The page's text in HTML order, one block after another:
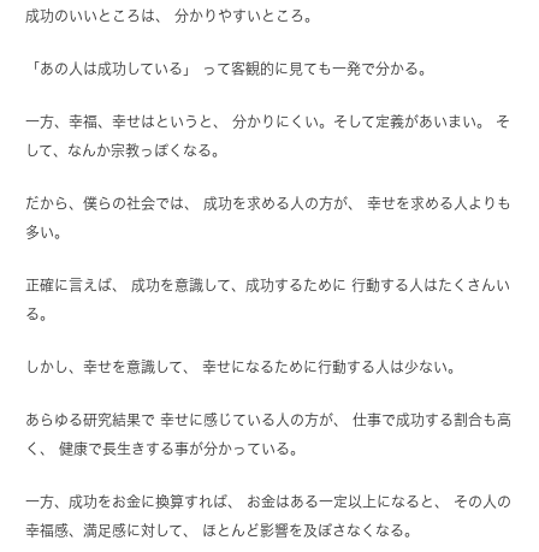
成功のいいところは、 分かりやすいところ。
「あの人は成功している」 って客観的に見ても一発で分かる。
一方、幸福、幸せはというと、 分かりにくい。そして定義があいまい。 そ
して、なんか宗教っぽくなる。
だから、僕らの社会では、 成功を求める人の方が、 幸せを求める人よりも
多い。
正確に言えば、 成功を意識して、成功するために 行動する人はたくさんい
る。
しかし、幸せを意識して、 幸せになるために行動する人は少ない。
あらゆる研究結果で 幸せに感じている人の方が、 仕事で成功する割合も高
く、 健康で長生きする事が分かっている。
一方、成功をお金に換算すれば、 お金はある一定以上になると、 その人の
幸福感、満足感に対して、 ほとんど影響を及ぼさなくなる。